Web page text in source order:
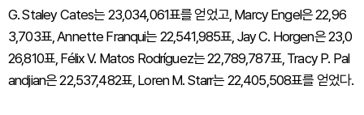
G. Staley Cates는 23,034,061표를 얻었고, Marcy Engel은 22,96
3,703표, Annette Franqui는 22,541,985표, Jay C. Horgen은 23,0
26,810표, Félix V. Matos Rodríguez는 22,789,787표, Tracy P. Pal
andjian은 22,537,482표, Loren M. Starr는 22,405,508표를 얻었다.